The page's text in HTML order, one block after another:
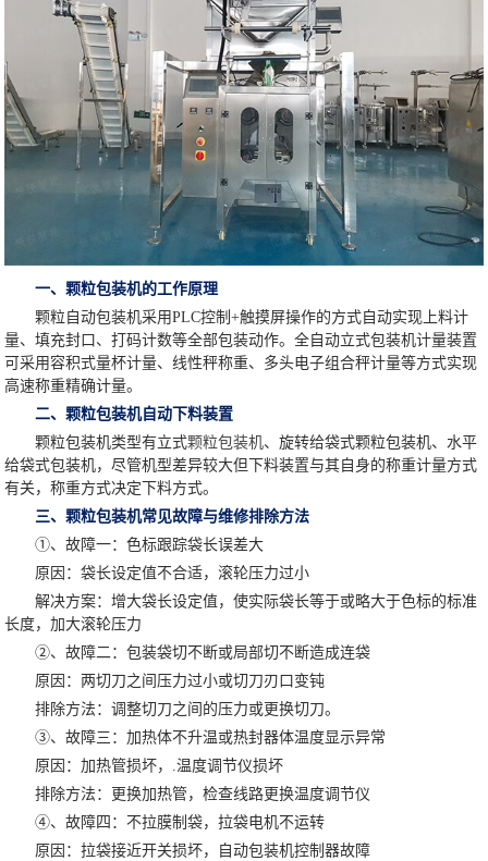
一、颗粒包装机的工作原理
颗粒自动包装机采用PLC控制+触摸屏操作的方式自动实现上料计
量、填充封口、打码计数等全部包装动作。全自动立式包装机计量装置
可采用容积式量杯计量、线性秤称重、多头电子组合秤计量等方式实现
高速称重精确计量。
二、颗粒包装机自动下料装置
颗粒包装机类型有立式颗粒包装机、旋转给袋式颗粒包装机、水平
给袋式包装机，尽管机型差异较大但下料装置与其自身的称重计量方式
有关，称重方式决定下料方式。
三、颗粒包装机常见故障与维修排除方法
①、故障一：色标跟踪袋长误差大
原因：袋长设定值不合适，滚轮压力过小
解决方案：增大袋长设定值，使实际袋长等于或略大于色标的标准
长度，加大滚轮压力
②、故障二：包装袋切不断或局部切不断造成连袋
原因：两切刀之间压力过小或切刀刃口变钝
排除方法：调整切刀之间的压力或更换切刀。
③、故障三：加热体不升温或热封器体温度显示异常
原因：加热管损坏，.温度调节仪损坏
排除方法：更换加热管，检查线路更换温度调节仪
④、故障四：不拉膜制袋，拉袋电机不运转
原因：拉袋接近开关损坏，自动包装机控制器故障